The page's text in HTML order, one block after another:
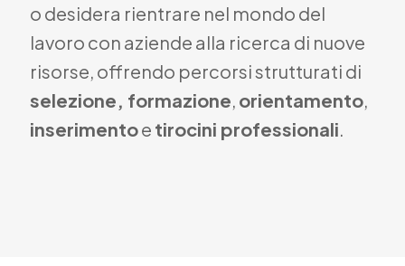
o desidera rientrare nel mondo del
lavoro con aziende alla ricerca di nuove
risorse, offrendo percorsi strutturati di
selezione, formazione, orientamento,
inserimentoe tirocini professionali.